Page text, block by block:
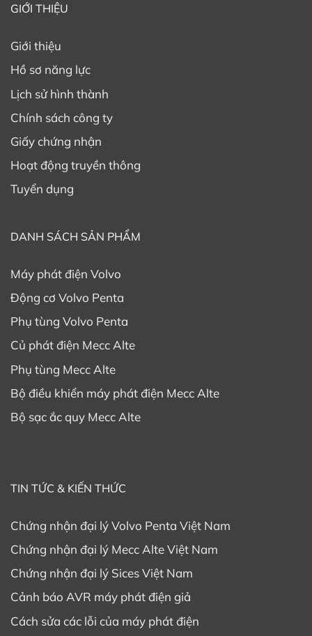
GIỚI THIỆU
Giới thiệu
Hồ sơ năng lực
Lịch sử hình thành
Chính sách công ty
Giấy chứng nhận
Hoạt động truyền thông
Tuyển dụng
DANH SÁCH SẢN PHẨM
Máy phát điện Volvo
Động cơ Volvo Penta
Phụ tùng Volvo Penta
Củ phát điện Mecc Alte
Phụ tùng Mecc Alte
Bộ điều khiển máy phát điện Mecc Alte
Bộ sạc ắc quy Mecc Alte
TIN TỨC & KIẾN THỨC
Chứng nhận đại lý Volvo Penta Việt Nam
Chứng nhận đại lý Mecc Alte Việt Nam
Chứng nhận đại lý Sices Việt Nam
Cảnh báo AVR máy phát điện giả
Cách sửa các lỗi của máy phát điện